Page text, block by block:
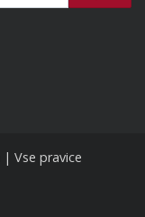
| Vse pravice